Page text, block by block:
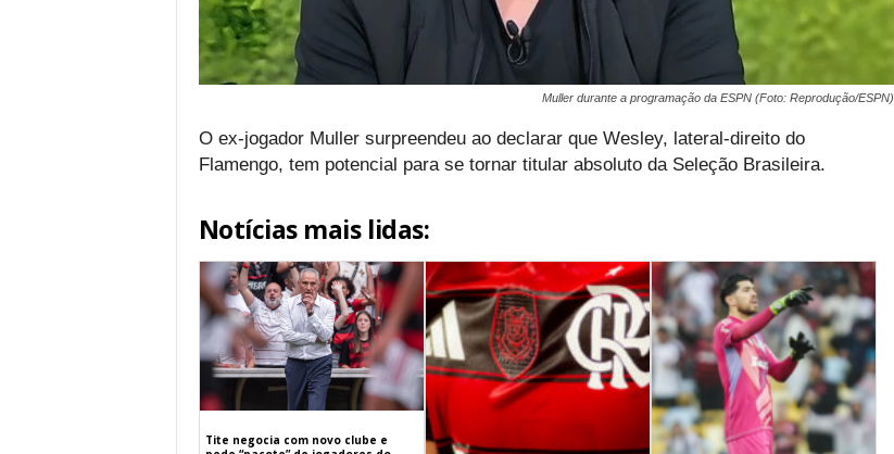
Muller durante a programação da ESPN (Foto: Reprodução/ESPN)
O ex-jogador Muller surpreendeu ao declarar que Wesley, lateral-direito do
Flamengo, tem potencial para se tornar titular absoluto da Seleção Brasileira.
Notícias mais lidas:
Tite negocia com novo clube e